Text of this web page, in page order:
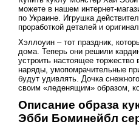
можете в нашем интернет-
по Украине. Игрушка
проработкой деталей и
Хэллоуин – тот праздник,
дома. Теперь они решили
устроить настоящее
наряды, умопомрачительные
будут удивлять. Дочка
своим «леденящим» образом,
Описание образа
Эбби Боминейбл